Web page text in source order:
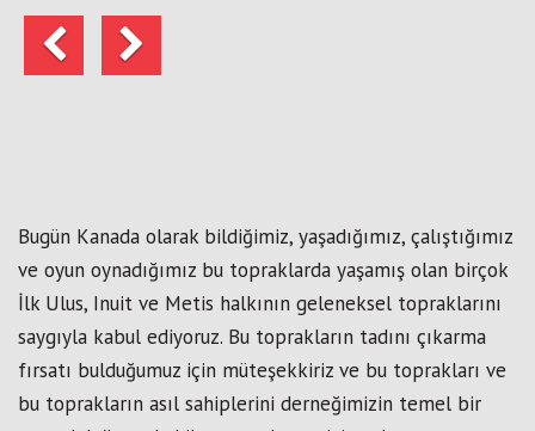
ÖncekiSonraki
Bugün Kanada olarak bildiğimiz, yaşadığımız, çalıştığımız
ve oyun oynadığımız bu topraklarda yaşamış olan birçok
İlk Ulus, Inuit ve Metis halkının geleneksel topraklarını
saygıyla kabul ediyoruz. Bu toprakların tadını çıkarma
fırsatı bulduğumuz için müteşekkiriz ve bu toprakları ve
bu toprakların asıl sahiplerini derneğimizin temel bir